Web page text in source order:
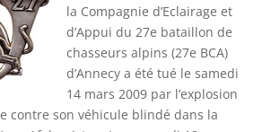
la Compagnie d’Eclairage et
d’Appui du 27e bataillon de
chasseurs alpins (27e BCA)
d’Annecy a été tué le samedi
14 mars 2009 par l’explosion
contre son véhicule blindé dans la